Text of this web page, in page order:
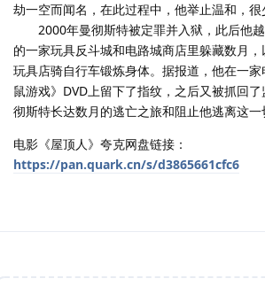
劫一空而闻名，在此过程中，他举止温和，很
2000年曼彻斯特被定罪并入狱，此后他越
的一家玩具反斗城和电路城商店里躲藏数月
玩具店骑自行车锻炼身体。据报道，他在一
鼠游戏》DVD上留下了指纹，之后又被抓回
彻斯特长达数月的逃亡之旅和阻止他逃离这一
电影《屋顶人》夸克网盘链接：
https://pan.quark.cn/s/d3865661cfc6